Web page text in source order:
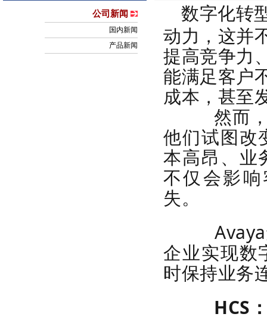
公司新闻
国内新闻
产品新闻
数字化转
动力，这并
提高竞争力
能满足客户
成本，甚至
然而，
他们试图改
本高昂、业
不仅会影
失。
Avaya
企业实现数
时保持业务
HCS：